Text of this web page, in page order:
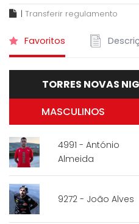
| Transferir regulamento
Favoritos
TORRES NOVAS
MASCULINOS
4991 - António
Almeida
9272 - João Alves